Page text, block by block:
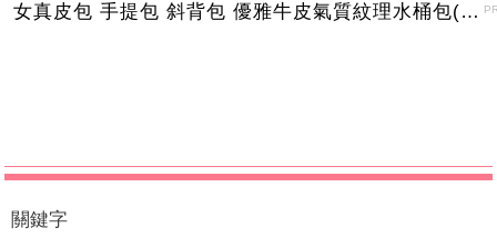
女真皮包 手提包 斜背包 優雅牛皮氣質紋理水桶包(2色)【XBO7950112】＊艾美時尚(現+預)
關鍵字